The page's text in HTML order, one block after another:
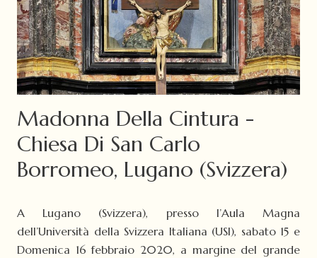
Madonna Della Cintura -
Chiesa Di San Carlo
Borromeo, Lugano (Svizzera)
A Lugano (Svizzera), presso l’Aula Magna
dell’Università della Svizzera Italiana (USI), sabato 15 e
Domenica 16 febbraio 2020, a margine del grande